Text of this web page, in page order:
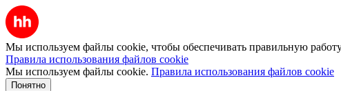
Мы используем файлы cookie, чтобы обеспечивать правильную
Правила использования файлов cookie
Мы используем файлы cookie. Правила использования файлов cookie
Понятно